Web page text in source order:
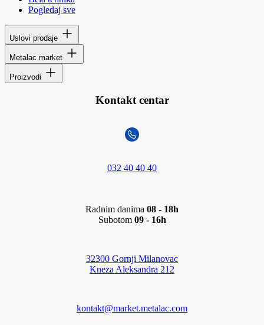
Pogledaj sve
Uslovi prodaje
Metalac market
Proizvodi
Kontakt centar
032 40 40 40
Radnim danima 08 - 18h
Subotom 09 - 16h
32300 Gornji Milanovac
Kneza Aleksandra 212
kontakt@market.metalac.com